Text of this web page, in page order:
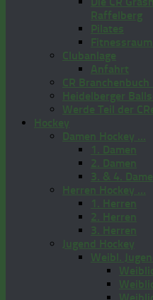
Raffelberg
Pilates
Clubanlage
Anfahrt
CR
Heidelberger
Werde Teil der
Hockey
Damen Hockey …
1. Damen
2. Damen
3. & 4.
Herren Hockey …
1. Herren
2. Herren
3. Herren
Jugend Hockey
Weibl.